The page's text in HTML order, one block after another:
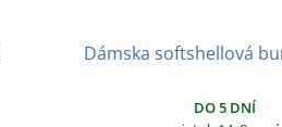
Dámska softshellová
DO 5 DNÍ